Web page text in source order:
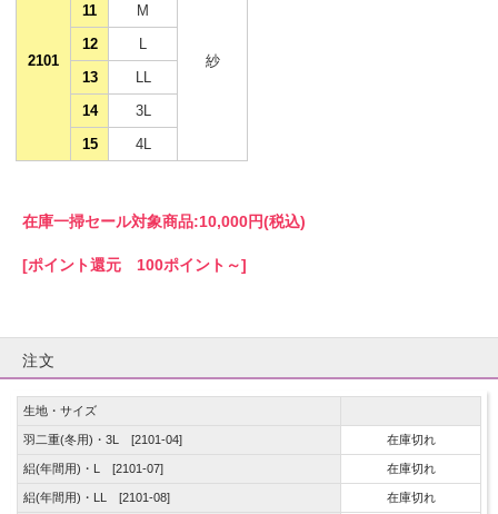
2101 紗
11
M
12
13
14
3L
15
4L
在庫一掃セール対象商品:10,000円(税込)
[ポイント還元 100ポイント～]
注文
生地・サイズ
羽二重(冬用)・3L [2101-04] 在庫切れ
絽(年間用)・L [2101-07] 在庫切れ
絽(年間用)・LL [2101-08] 在庫切れ